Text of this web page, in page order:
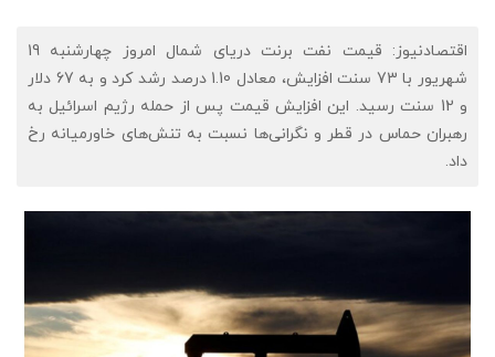
اقتصادنیوز: قیمت نفت برنت دریای شمال امروز چهارشنبه 19
شهریور با 73 سنت افزایش، معادل 1.10 درصد رشد کرد و به 67 دلار
و 12 سنت رسید. این افزایش قیمت پس از حمله رژیم اسرائیل به
رهبران حماس در قطر و نگرانی‌ها نسبت به تنش‌های خاورمیانه رخ
داد.